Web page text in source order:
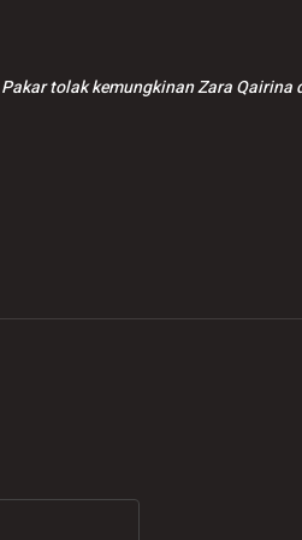
Pakar tolak kemungkinan Zara